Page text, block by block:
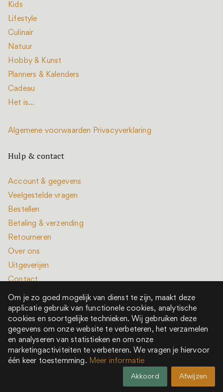
Kids
Lifestyle
Culinair
Natuur
Hobby & Kunst
Planners & Kalenders
Cadeau
Het is...
Algemene voorwaarden Privacyverklaring
Hulp & contact
Account & gegevens
Veelgestelde vragen
Bestellen
Betaling & verzending
Retourneren
Over ons
Uitgeverijen
Contact
Alle rechten voorbehouden © 2022 - 2026
Het is een boek is onderdeel van New Book Collective
Om je zo goed mogelijk van dienst te zijn, maakt deze
applicatie gebruik van functionele cookies, analytische
cookies en soortgelijke technieken. Wij gebruiken deze
gegevens om onze website te verbeteren, het verzamelen
en analyseren van statistieken en om onze
marketingactiviteiten te verbeteren. We vragen je hiervoor
één keer toestemming. Meer informatie
Akkoord Afwijzen